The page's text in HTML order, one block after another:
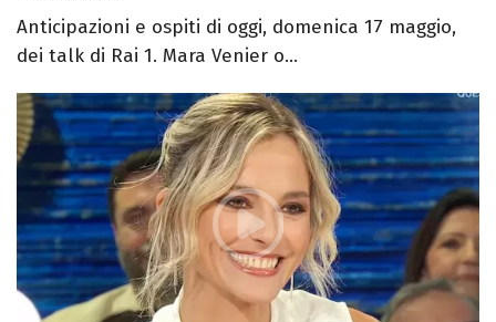
Anticipazioni e ospiti di oggi, domenica 17 maggio,
dei talk di Rai 1. Mara Venier o...